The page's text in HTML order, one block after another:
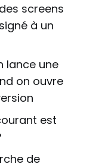
screens
à un
lance une
on ouvre
est
de